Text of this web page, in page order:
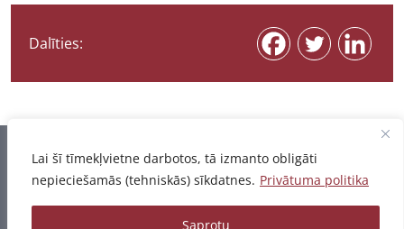
Lai šī tīmekļvietne darbotos, tā izmanto obligāti
nepieciešamās (tehniskās) sīkdatnes. Privātuma politika
Saprotu
Dalīties:
Informācija pēdējo reizi atjaunota 07.08.2026